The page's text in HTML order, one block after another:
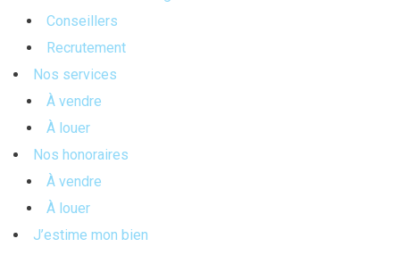
Conseillers
Recrutement
Nos services
À vendre
À louer
Nos honoraires
À vendre
À louer
J’estime mon bien